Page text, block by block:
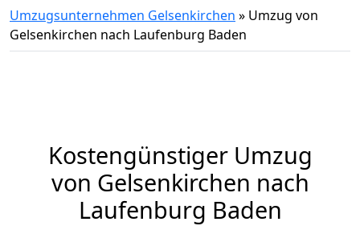
Umzugsunternehmen Gelsenkirchen » Umzug von
Gelsenkirchen nach Laufenburg Baden
Kostengünstiger Umzug
von Gelsenkirchen nach
Laufenburg Baden